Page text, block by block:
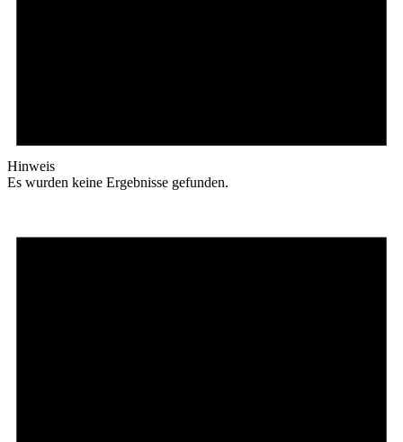
Hinweis
Es wurden keine Ergebnisse gefunden.